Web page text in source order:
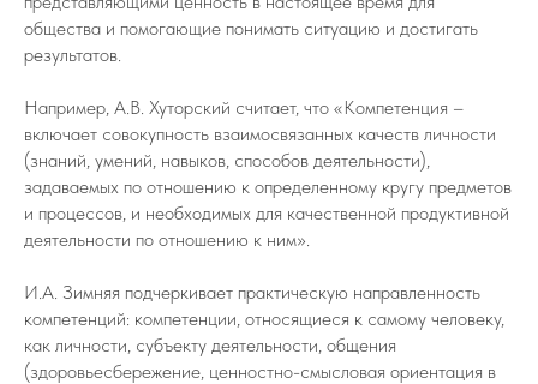
общества и помогающие понимать ситуацию и достигать
результатов.
Например, А.В. Хуторский считает, что «Компетенция –
включает совокупность взаимосвязанных качеств личности
(знаний, умений, навыков, способов деятельности),
задаваемых по отношению к определенному кругу предметов
и процессов, и необходимых для качественной продуктивной
деятельности по отношению к ним».
И.А. Зимняя подчеркивает практическую направленность
компетенций: компетенции, относящиеся к самому человеку,
как личности, субъекту деятельности, общения
(здоровьесбережение, ценностно-смысловая ориентация в